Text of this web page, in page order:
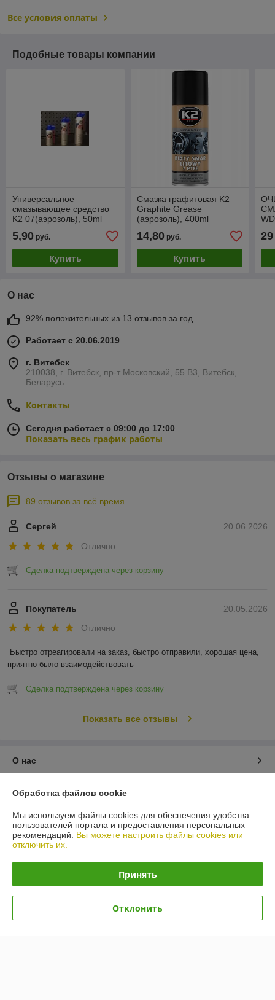
Все условия оплаты
Подобные товары компании
Универсальное
смазывающее средство
K2 07(аэрозоль), 50ml
5,90 руб.
Купить
Смазка графитовая K2
Graphite Grease
(аэрозоль), 400ml
14,80руб.
Купить
29
О нас
92% положительных из 13 отзывов за год
Работает с 20.06.2019
г. Витебск
210038, г. Витебск, пр-т Московский, 55 B3, Витебск,
Беларусь
Контакты
Сегодня работает с 09:00 до 17:00
Показать весь график работы
Отзывы о магазине
89 отзывов за всё время
20.06.2026
Сергей
Отлично
Сделка подтверждена через корзину
20.05.2026
Покупатель
Отлично
Быстро отреагировали на заказ, быстро отправили, хорошая цена,
приятно было взаимодействовать
Сделка подтверждена через корзину
Показать все отзывы
О нас
Контакты
Доставка и оплата
График работы
Политика обработки cookies
Обработка файлов cookie
Мы используем файлы cookies для обеспечения удобства
пользователей портала и предоставления персональных
рекомендаций. Вы можете настроить файлы cookies или
отключить их.
Принять
Отклонить